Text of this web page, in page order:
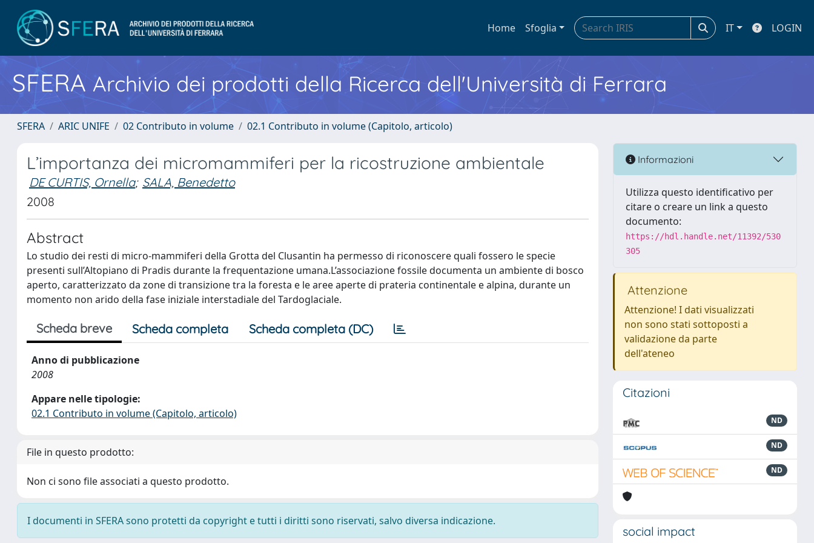
Home Sfoglia IT LOGIN
SFERA Archivio dei prodotti della Ricerca dell'Università di Ferrara
SFERA ARIC UNIFE 02 Contributo in volume 02.1 Contributo in volume (Capitolo, articolo)
L’importanza dei micromammiferi per la ricostruzione ambientale
DE CURTIS, Ornella; SALA, Benedetto
2008
Abstract
Lo studio dei resti di micro-mammiferi della Grotta del Clusantin ha permesso di riconoscere quali fossero le specie
presenti sull’Altopiano di Pradis durante la frequentazione umana.L’associazione fossile documenta un ambiente di bosco
aperto, caratterizzato da zone di transizione tra la foresta e le aree aperte di prateria continentale e alpina, durante un
momento non arido della fase iniziale interstadiale del Tardoglaciale.
Scheda breve Scheda completa Scheda completa (DC)
Anno di pubblicazione
2008
Appare nelle tipologie:
02.1 Contributo in volume (Capitolo, articolo)
File in questo prodotto:
Non ci sono file associati a questo prodotto.
I documenti in SFERA sono protetti da copyright e tutti i diritti sono riservati, salvo diversa indicazione.
Informazioni
Utilizza questo identificativo per
citare o creare un link a questo
documento:
https://hdl.handle.net/11392/530
305
Attenzione
Attenzione! I dati visualizzati
non sono stati sottoposti a
validazione da parte
dell'ateneo
Citazioni
ND
ND
ND
social impact